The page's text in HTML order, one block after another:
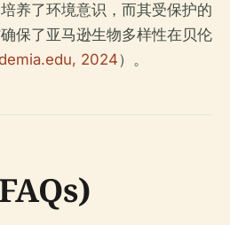
养了环境意识，而其受保护的
保了亚马逊生物多样性在贝伦
2024）。